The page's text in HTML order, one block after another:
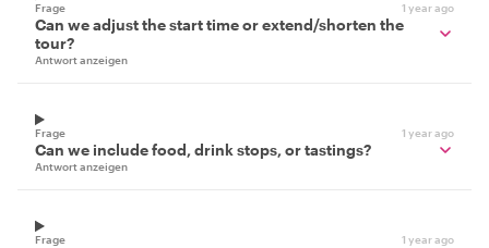
Frage 1 year ago
Can we adjust the start time or extend/shorten the
tour?
Antwort anzeigen
Frage 1 year ago
Can we include food, drink stops, or tastings?
Antwort anzeigen
Frage 1 year ago